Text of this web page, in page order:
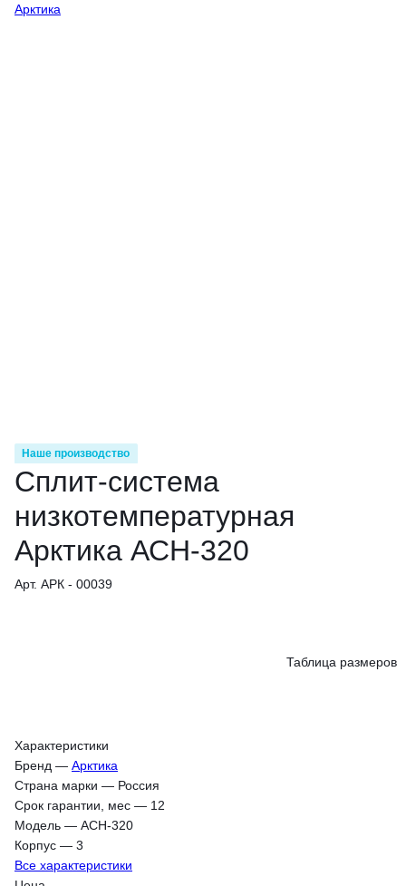
Арктика
Наше производство
Сплит-система
низкотемпературная
Арктика АСН-320
Арт. АРК - 00039
Таблица размеров
Характеристики
Бренд — Арктика
Страна марки — Россия
Срок гарантии, мес — 12
Модель — АСН-320
Корпус — 3
Все характеристики